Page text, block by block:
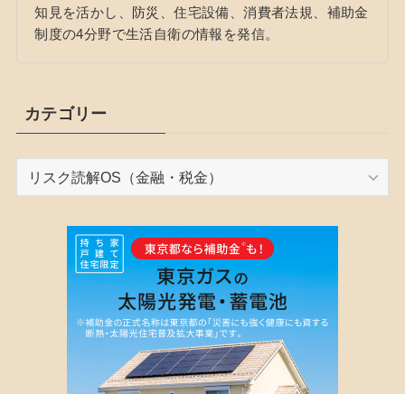
知見を活かし、防災、住宅設備、消費者法規、補助金
制度の4分野で生活自衛の情報を発信。
カテゴリー